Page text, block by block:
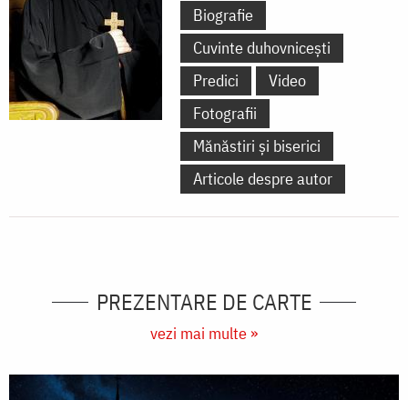
Biografie
Cuvinte duhovnicești
Predici
Video
Fotografii
Mănăstiri și biserici
Articole despre autor
PREZENTARE DE CARTE
vezi mai multe »